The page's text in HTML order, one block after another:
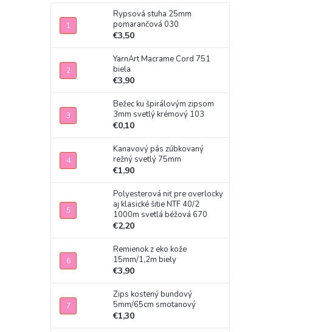
Rypsová stuha 25mm
pomarančová 030
€3,50
YarnArt Macrame Cord 751
biela
€3,90
Bežec ku špirálovým zipsom
3mm svetlý krémový 103
€0,10
Kanavový pás zúbkovaný
režný svetlý 75mm
€1,90
Polyesterová niť pre overlocky
aj klasické šitie NTF 40/2
1000m svetlá béžová 670
€2,20
Remienok z eko kože
15mm/1,2m biely
€3,90
Zips kostený bundový
5mm/65cm smotanový
€1,30